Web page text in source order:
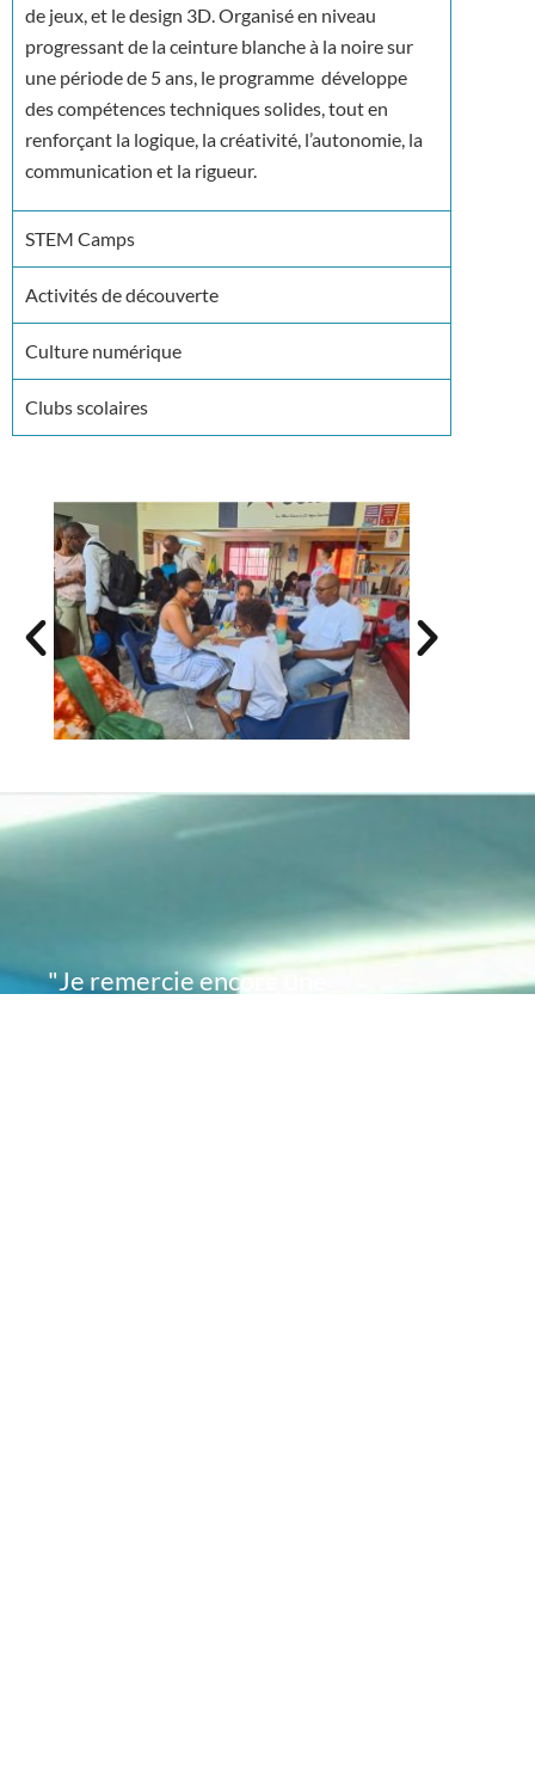
de jeux, et le design 3D. Organisé en niveau
progressant de la ceinture blanche à la noire sur
une période de 5 ans, le programme développe
des compétences techniques solides, tout en
renforçant la logique, la créativité, l’autonomie, la
communication et la rigueur.
STEM Camps
Activités de découverte
Culture numérique
Clubs scolaires
"Je remercie encore une